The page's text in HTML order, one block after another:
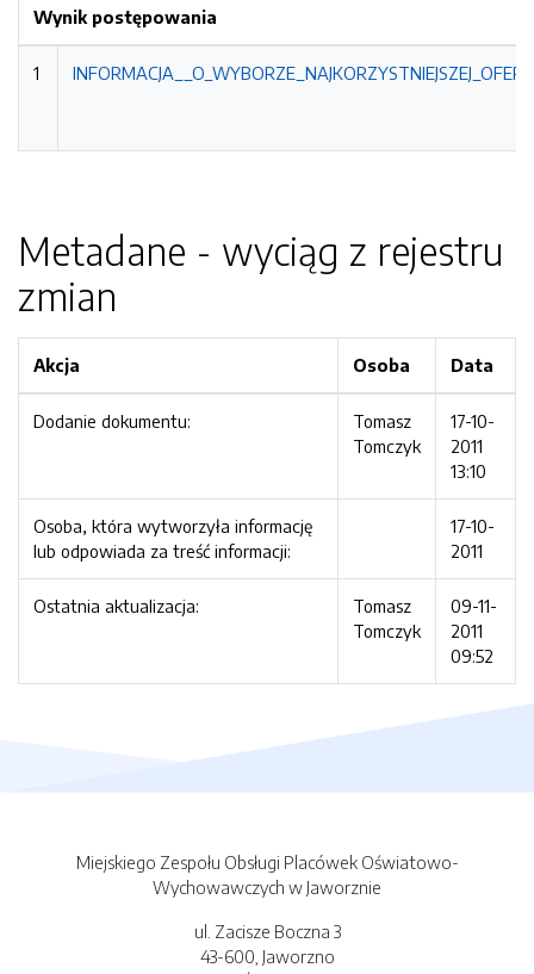
Wynik postępowania
1
Metadane - wyciąg z rejestru
zmian
Akcja Osoba Data
Dodanie dokumentu:
Tomasz
Tomczyk
17-10-
2011
13:10
Osoba, która wytworzyła informację
lub odpowiada za treść informacji:
17-10-
2011
Ostatnia aktualizacja:
Tomasz
Tomczyk
09-11-
2011
09:52
Miejskiego Zespołu Obsługi Placówek Oświatowo-
Wychowawczych w Jaworznie
ul. Zacisze Boczna 3
43-600, Jaworzno